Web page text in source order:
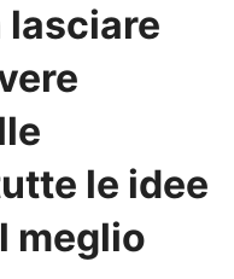
le idee
meglio